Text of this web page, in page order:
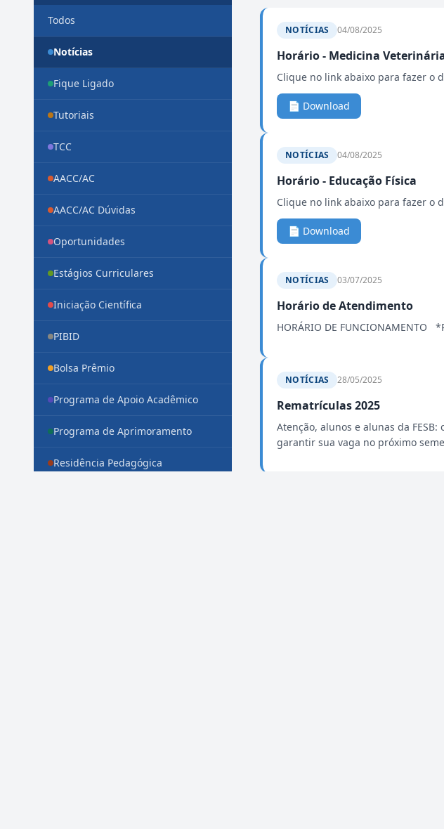
Todos
Notícias
Fique Ligado
Tutoriais
TCC
AACC/AC
AACC/AC Dúvidas
Oportunidades
Estágios Curriculares
Iniciação Científica
PIBID
Bolsa Prêmio
Programa de Apoio Acadêmico
Programa de Aprimoramento
Residência Pedagógica
NOTÍCIAS 04/08/2025
Horário - Medicina
Clique no link abaixo para fazer o
📄 Download
NOTÍCIAS 04/08/2025
Horário - Educação Física
Clique no link abaixo para fazer o
📄 Download
NOTÍCIAS 03/07/2025
Horário de Atendimento
HORÁRIO DE FUNCIONAMENTO
NOTÍCIAS 28/05/2025
Rematrículas 2025
Atenção, alunos e alunas da
garantir sua vaga no próximo